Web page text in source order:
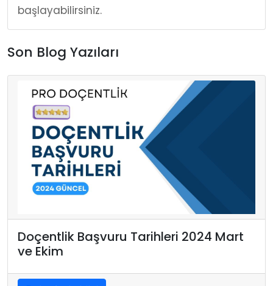
başlayabilirsiniz.
Son Blog Yazıları
Doçentlik Başvuru Tarihleri 2024 Mart
ve Ekim